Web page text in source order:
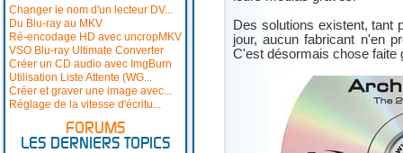
Changer le nom d'un lecteur DV...
Du Blu-ray au MKV
Ré-encodage HD avec uncropMKV
VSO Blu-ray Ultimate Converter
Créer un CD audio avec ImgBurn
Utilisation Liste Attente (WG...
Créer et graver une image avec...
Réglage de la vitesse d'écritu...
FORUMS
LES DERNIERS TOPICS
Des solutions existent, tant
jour, aucun fabricant n'en
C'est désormais chose faite